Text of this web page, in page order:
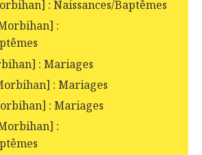
: Naissances/Baptêmes
:
: Mariages
: Mariages
: Mariages
: